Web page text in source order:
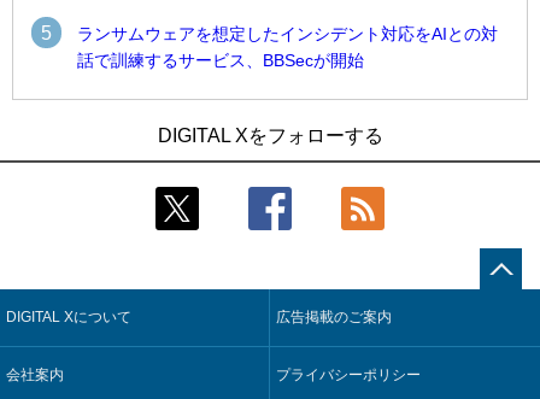
5
ランサムウェアを想定したインシデント対応をAIとの対
話で訓練するサービス、BBSecが開始
近大病院と中外製薬、治験参加者組み入れに電子カルテとAI
技術を使う抽出方法の研究開始
【COMPUTEX 2026：Arm編】チップ自社製造で鍵を握る台
合基盤を本格稼働
鹿島建設、鋼管柱へのコンクリート充填時の異常を検出する
AIを遠隔監視システムに実装
製造業の現場の暗黙知を組織横断で活用するためのナレッジ
DIGITAL Xをフォローする
DIGITAL Xについて 広告掲載のご案内
会社案内 プライバシーポリシー